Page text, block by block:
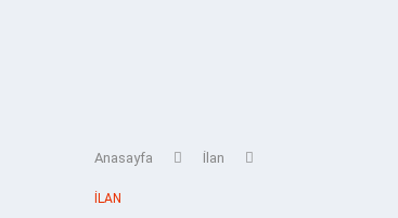
Anasayfa İlan
İLAN